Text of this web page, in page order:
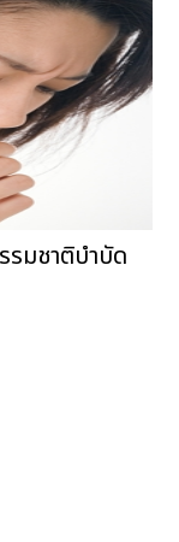
รมชาติบำบัด